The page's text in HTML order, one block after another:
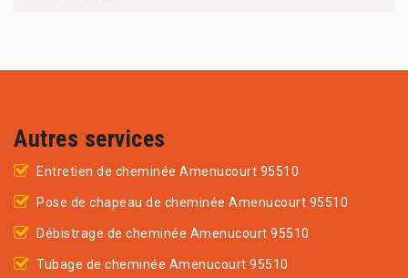
Autres services
Entretien de cheminée Amenucourt 95510
Pose de chapeau de cheminée Amenucourt 95510
Débistrage de cheminée Amenucourt 95510
Tubage de cheminée Amenucourt 95510